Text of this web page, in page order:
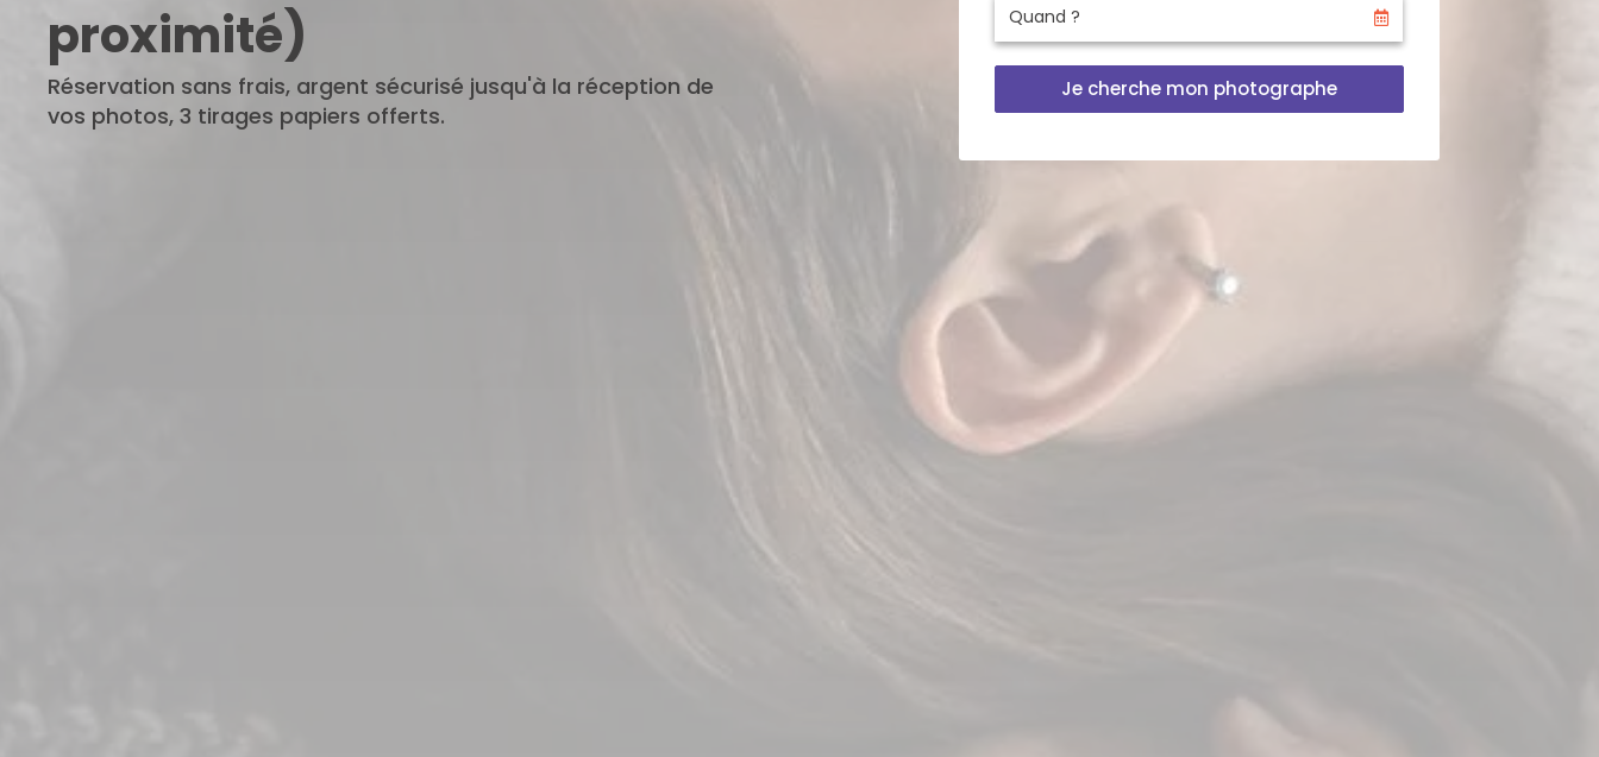
proximité)
Réservation sans frais, argent sécurisé jusqu'à la réception de
vos photos, 3 tirages papiers offerts.
Je cherche mon photographe